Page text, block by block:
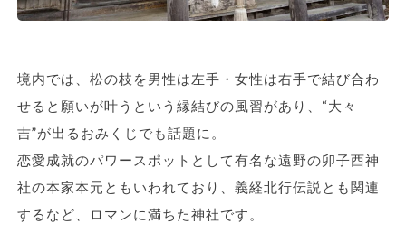
境内では、松の枝を男性は左手・女性は右手で結び合わ
せると願いが叶うという縁結びの風習があり、“大々
吉”が出るおみくじでも話題に。
恋愛成就のパワースポットとして有名な遠野の卯子酉神
社の本家本元ともいわれており、義経北行伝説とも関連
するなど、ロマンに満ちた神社です。